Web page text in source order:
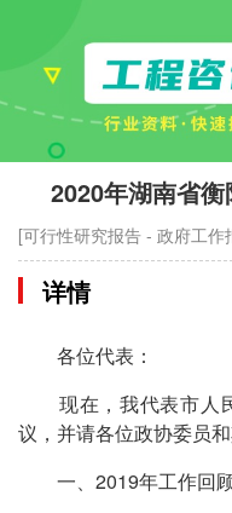
2020年湖南省
[可行性研究报告 - 政府工作
详情
各位代表：
现在，我代表市人
议，并请各位政协委员
一、2019年工作回